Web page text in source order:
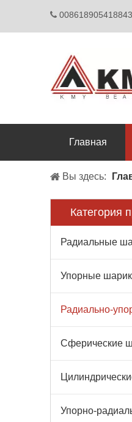
 008618905418843
Главная
Вы здесь:
Категория
Упорные